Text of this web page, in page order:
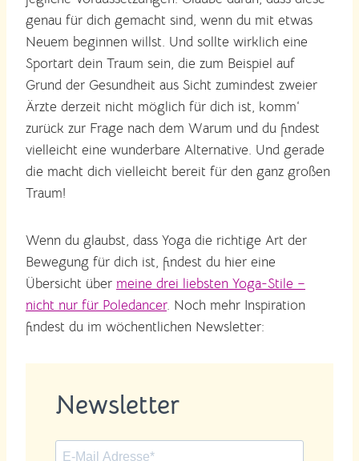
genau für dich gemacht sind, wenn du mit etwas
Neuem beginnen willst. Und sollte wirklich eine
Sportart dein Traum sein, die zum Beispiel auf
Grund der Gesundheit aus Sicht zumindest zweier
Ärzte derzeit nicht möglich für dich ist, komm‘
zurück zur Frage nach dem Warum und du findest
vielleicht eine wunderbare Alternative. Und gerade
die macht dich vielleicht bereit für den ganz großen
Traum!
Wenn du glaubst, dass Yoga die richtige Art der
Bewegung für dich ist, findest du hier eine
Übersicht über meine drei liebsten Yoga-Stile –
nicht nur für Poledancer. Noch mehr Inspiration
findest du im wöchentlichen Newsletter:
Newsletter